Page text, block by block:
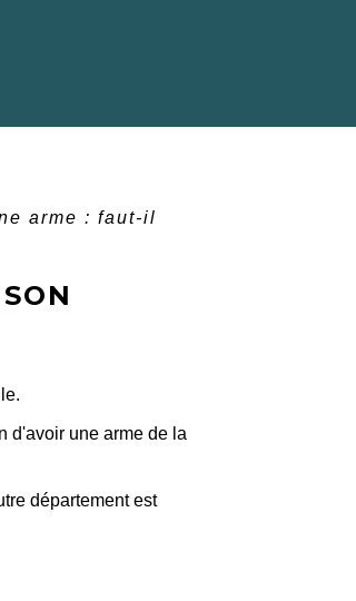
arme : faut-il
d'avoir une arme de la
département est